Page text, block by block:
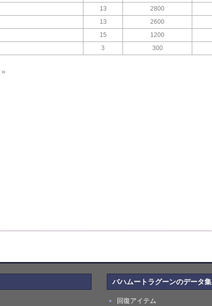
13 2800
13 2600
15 1200
3 300
»
バハムートラグーンのデータ集
回復アイテム